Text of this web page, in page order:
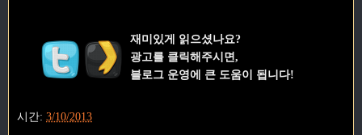
재미있게 읽으셨나요?
광고를 클릭해주시면,
블로그 운영에 큰 도움이 됩니다!
시간: 3/10/2013